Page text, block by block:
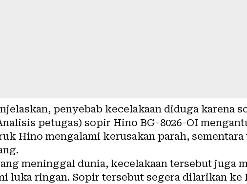
penyebab kecelakaan diduga karena
petugas) sopir Hino BG-8026-OI
Hino mengalami kerusakan parah,
meninggal dunia, kecelakaan tersebut juga
luka ringan. Sopir tersebut segera dilarikan ke